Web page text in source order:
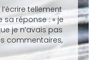
tellement
réponse : « je
je n’avais pas
commentaires,